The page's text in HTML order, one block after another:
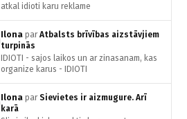
atkal idioti karu reklame
Ilona par Atbalsts brīvības aizstāvjiem
turpinās
IDIOTI - sajos laikos un ar zinasanam, kas
organize karus - IDIOTI
Ilona par Sievietes ir aizmugure. Arī
karā